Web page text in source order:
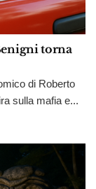
torna
di Roberto
sulla mafia e...